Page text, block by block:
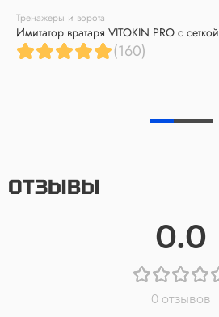
Тренажеры и ворота
Имитатор вратаря VITOKIN PRO с сеткой
(160)
ОТЗЫВЫ
0.0
0 отзывов